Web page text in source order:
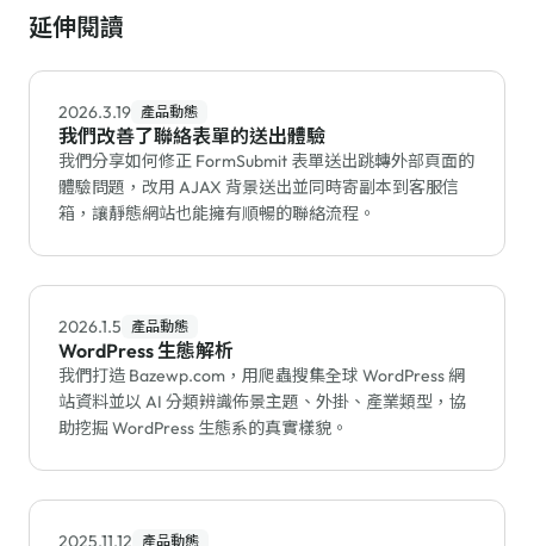
延伸閱讀
2026.3.19 產品動態
我們改善了聯絡表單的送出體驗
我們分享如何修正 FormSubmit 表單送出跳轉外部頁面的
體驗問題，改用 AJAX 背景送出並同時寄副本到客服信
箱，讓靜態網站也能擁有順暢的聯絡流程。
2026.1.5 產品動態
WordPress 生態解析
我們打造 Bazewp.com，用爬蟲搜集全球 WordPress 網
站資料並以 AI 分類辨識佈景主題、外掛、產業類型，協
助挖掘 WordPress 生態系的真實樣貌。
2025.11.12 產品動態